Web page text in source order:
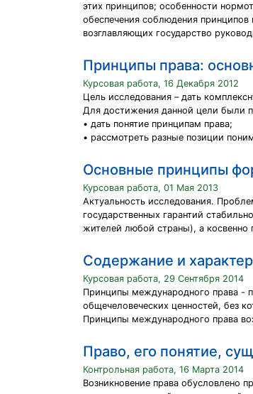
этих принципов; особенности
обеспечения соблюдения принципов
возглавляющих государство
Принципы права:
Курсовая работа, 16 Декабря 2012
Цель исследования – дать
Для достижения данной цели были
• дать понятие принципам права;
• рассмотреть разные позиции
Основные принципы
Курсовая работа, 01 Мая 2013
Актуальность исследования.
государственных гарантий
жителей любой страны), а косвенно
Содержание и
Курсовая работа, 29 Сентября 2014
Принципы международного права -
общечеловеческих ценностей, без
Принципы международного права
Право, его понятие,
Контрольная работа, 16 Марта 2014
Возникновение права обусловлено